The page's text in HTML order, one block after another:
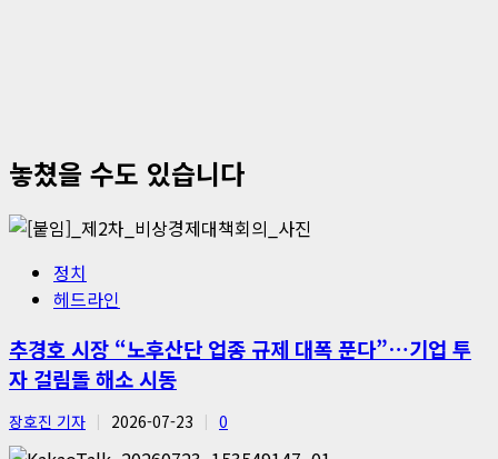
놓쳤을 수도 있습니다
정치
헤드라인
추경호 시장 “노후산단 업종 규제 대폭 푼다”…기업 투
자 걸림돌 해소 시동
장호진 기자 2026-07-23 0